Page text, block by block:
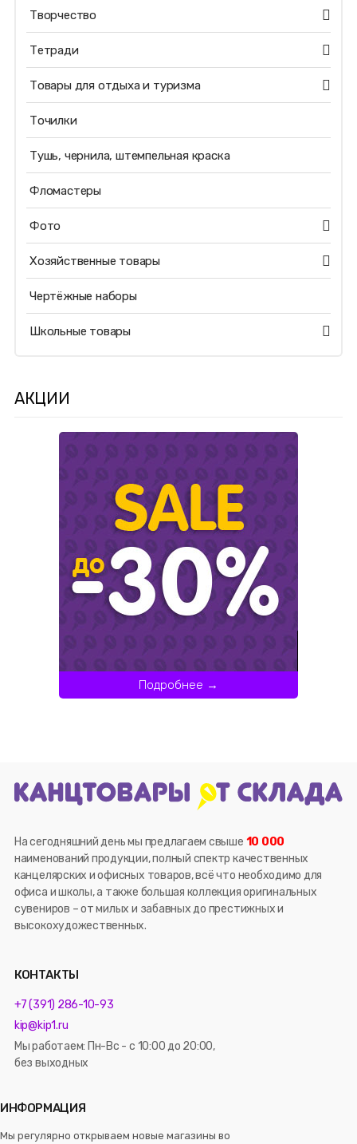
Творчество
Тетради
Товары для отдыха и туризма
Точилки
Тушь, чернила, штемпельная краска
Фломастеры
Фото
Хозяйственные товары
Чертёжные наборы
Школьные товары
АКЦИИ
Подробнее →
На сегодняшний день мы предлагаем свыше 10 000
наименований продукции, полный спектр качественных
канцелярских и офисных товаров, всё что необходимо для
офиса и школы, а также большая коллекция оригинальных
сувениров – от милых и забавных до престижных и
высокохудожественных.
КОНТАКТЫ
+7 (391) 286-10-93
kip@kip1.ru
Мы работаем: Пн-Вс - с 10:00 до 20:00,
без выходных
ИНФОРМАЦИЯ
Мы регулярно открываем новые магазины во